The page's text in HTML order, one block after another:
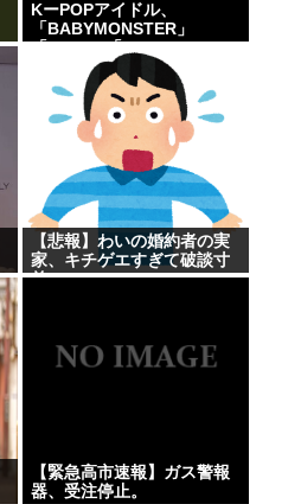
KーPOPアイドル、
「BABYMONSTER」
「ILLIT」「RESCENE」の
三国志時代に突入！
【悲報】わいの婚約者の実
家、キチゲエすぎて破談寸
前
【緊急高市速報】ガス警報
器、受注停止。